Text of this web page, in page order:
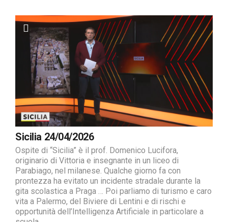
Sicilia 24/04/2026
Ospite di “Sicilia” è il prof. Domenico Lucifora,
originario di Vittoria e insegnante in un liceo di
Parabiago, nel milanese. Qualche giorno fa con
prontezza ha evitato un incidente stradale durante la
gita scolastica a Praga … Poi parliamo di turismo e caro
vita a Palermo, del Biviere di Lentini e di rischi e
opportunità dell’Intelligenza Artificiale in particolare a